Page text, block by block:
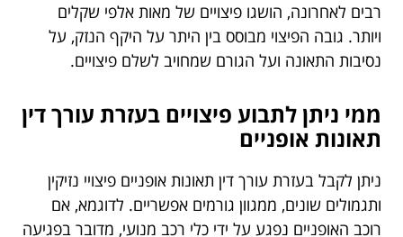
רבים לאחרונה, הושגו פיצויים של מאות אלפי שקלים
ויותר. גובה הפיצוי מבוסס בין היתר על היקף הנזק, על
נסיבות התאונה ועל הגורם שמחויב לשלם פיצויים.
ממי ניתן לתבוע פיצויים בעזרת עורך דין
תאונות אופניים
ניתן לקבל בעזרת עורך דין תאונות אופניים פיצויי נזיקין
ותגמולים שונים, ממגוון גורמים אפשריים. לדוגמא, אם
רוכב האופניים נפגע על ידי כלי רכב מנועי, מדובר בפגיעה